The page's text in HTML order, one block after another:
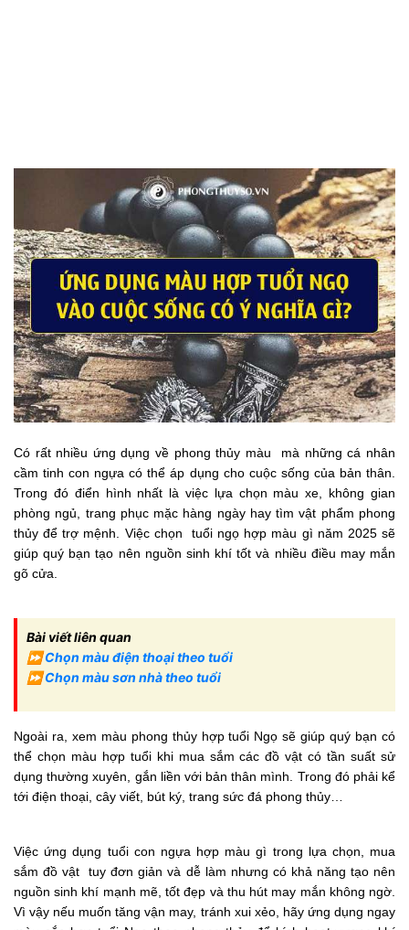
Có rất nhiều ứng dụng về phong thủy màu mà những cá nhân
cầm tinh con ngựa có thể áp dụng cho cuộc sống của bản thân.
Trong đó điển hình nhất là việc lựa chọn màu xe, không gian
phòng ngủ, trang phục mặc hàng ngày hay tìm vật phẩm phong
thủy để trợ mệnh. Việc chọn tuổi ngọ hợp màu gì năm 2025 sẽ
giúp quý bạn tạo nên nguồn sinh khí tốt và nhiều điều may mắn
gõ cửa.
Bài viết liên quan
⏩Chọn màu điện thoại theo tuổi
⏩Chọn màu sơn nhà theo tuổi
Ngoài ra, xem màu phong thủy hợp tuổi Ngọ sẽ giúp quý bạn có
thể chọn màu hợp tuổi khi mua sắm các đồ vật có tần suất sử
dụng thường xuyên, gắn liền với bản thân mình. Trong đó phải kể
tới điện thoại, cây viết, bút ký, trang sức đá phong thủy…
Việc ứng dụng tuổi con ngựa hợp màu gì trong lựa chọn, mua
sắm đồ vật tuy đơn giản và dễ làm nhưng có khả năng tạo nên
nguồn sinh khí mạnh mẽ, tốt đẹp và thu hút may mắn không ngờ.
Vì vậy nếu muốn tăng vận may, tránh xui xẻo, hãy ứng dụng ngay